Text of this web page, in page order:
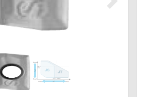
Suivant